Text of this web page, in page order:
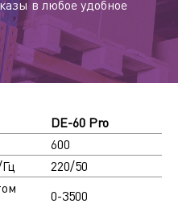
в любое удобное
DE-60 Pro
600
220/50
0-3500